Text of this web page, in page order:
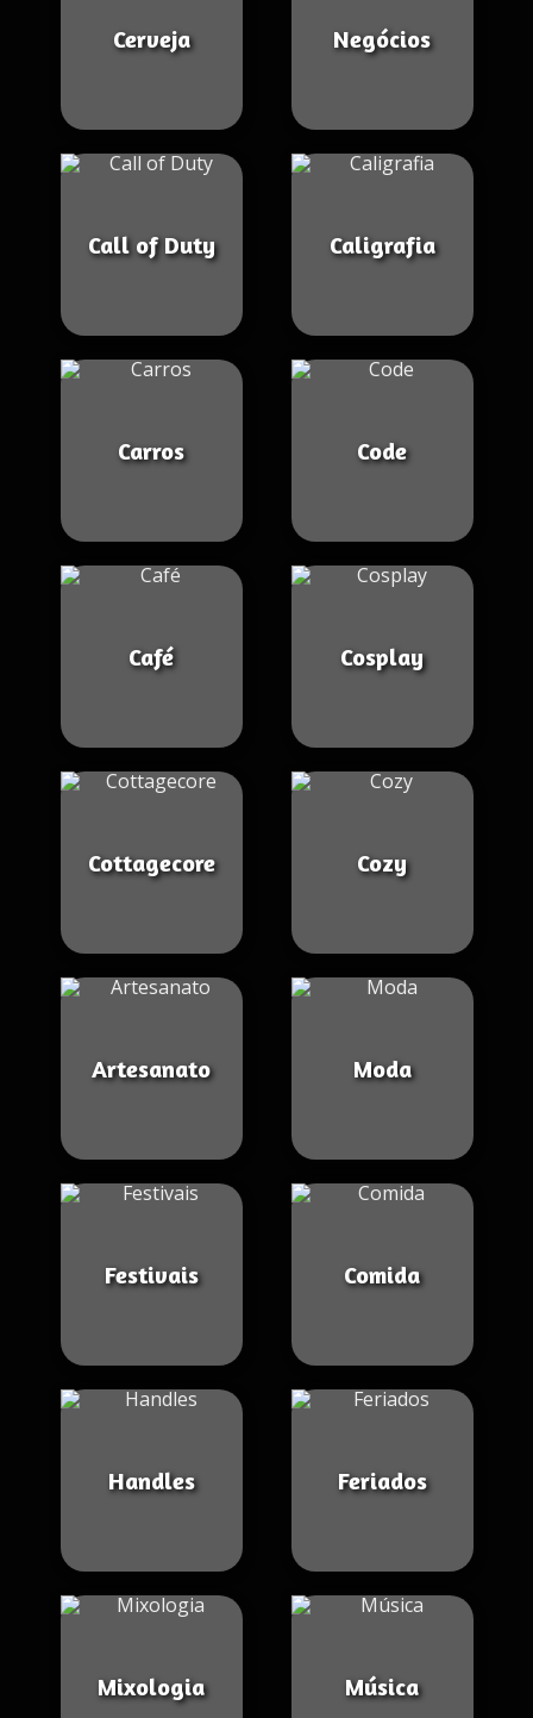
Cerveja Negócios
Call of Duty Caligrafia
Carros Code
Café Cosplay
Cottagecore Cozy
Artesanato Moda
Festivais Comida
Handles Feriados
Mixologia Música